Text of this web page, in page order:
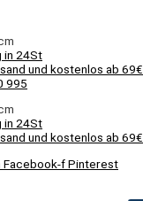
in 24St
und kostenlos ab 69€
995
in 24St
und kostenlos ab 69€
Facebook-fPinterest